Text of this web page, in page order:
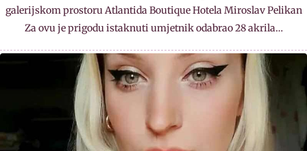
galerijskom prostoru Atlantida Boutique Hotela Miroslav Pelikan
Za ovu je prigodu istaknuti umjetnik odabrao 28 akrila…